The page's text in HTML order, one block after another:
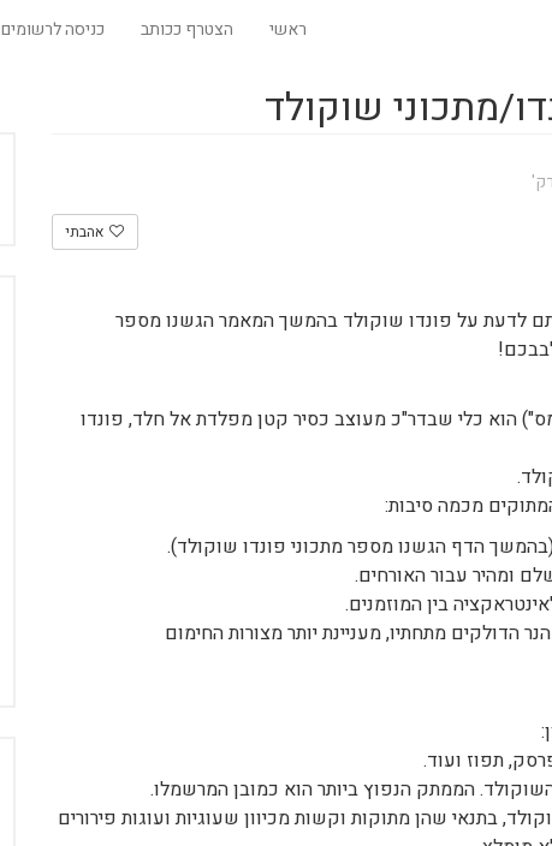
ראשי הצטרף ככותב כניסה לרשומים
מתכוני שוקולד
אהבתי
לדעת על פונדו שוקולד בהמשך המאמר הגשנו מספר
הוא כלי שבדר"כ מעוצב כסיר קטן מפלדת אל חלד, פונדו
מכמה סיבות:
ומהיר עבור האורחים.
תפוז ועוד.
הממתק הנפוץ ביותר הוא כמובן המרשמלו.
בתנאי שהן מתוקות וקשות מכיוון שעוגיות ועוגות פירורים